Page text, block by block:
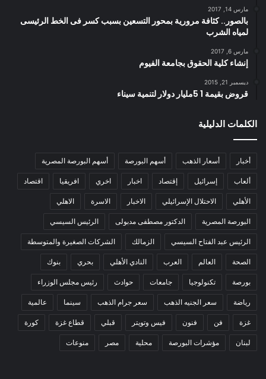
مارس 14, 2017
بالصور.. كثافة مرورية بمحور التسعين بسبب كسر فى الخط الرئيسى
لمياه الشرب
مارس 6, 2017
إنشاء كلية الحقوق بجامعة الفيوم
ديسمبر 21, 2015
قروض بقيمة 1 5مليار دولار لتنمية سيناء
الكلمات الدليلية
أخبار أسعار الذهب أسهم البورصة أسهم البورصة المصرية
ألعاب إسرائيل إقتصاد اخبار اخري افريقيا اقتصاد
الأهلي الاحتلال الإسرائيلي الاخبار الاسرة الاهلي
البورصة المصرية الدكتور مصطفى مدبولى الرئيس السيسي
الرئيس عبد الفتاح السيسي الزمالك الشركات الصغيرة والمتوسطة
الصحة العالم العرب النادي الأهلي بحري بنوك
بورصة تكنولوجيا جامعات حوادث رئيس مجلس الوزراء
رياضة سعر الجنيه الذهب سعر جرام الذهب سينما عالمية
غزة فن فنون فيس وتويتر قبلي قطاع غزة كورة
لبنان مؤشرات البورصة محلية مصر منوعات